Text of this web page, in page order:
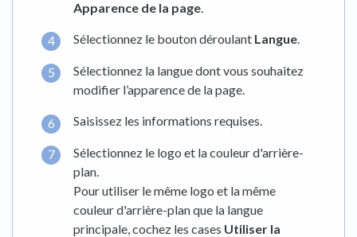
Apparence de la page
Sélectionnez le bouton déroulant Langue.
Sélectionnez la langue dont vous souhaitez
modifier l’apparence de la page.
Saisissez les informations requises.
Sélectionnez le logo et la couleur d'arrière-
plan.
Pour utiliser le même logo et la même
couleur d'arrière-plan que la langue
principale, cochez les cases Utiliser la